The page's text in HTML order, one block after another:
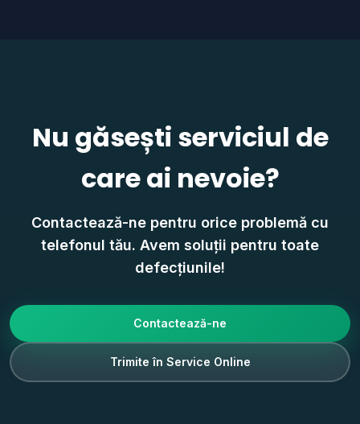
Nu găsești serviciul de
care ai nevoie?
Contactează-ne pentru orice problemă cu
telefonul tău. Avem soluții pentru toate
defecțiunile!
Contactează-ne
Trimite în Service Online